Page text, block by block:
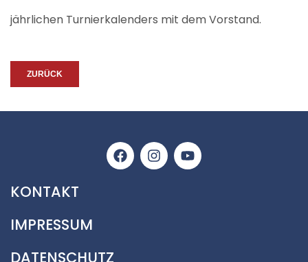
jährlichen Turnierkalenders mit dem Vorstand.
ZURÜCK
KONTAKT
IMPRESSUM
DATENSCHUTZ